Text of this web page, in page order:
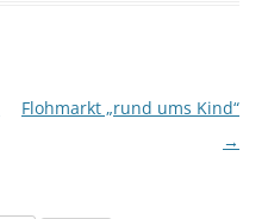
Flohmarkt „rund ums Kind“
→